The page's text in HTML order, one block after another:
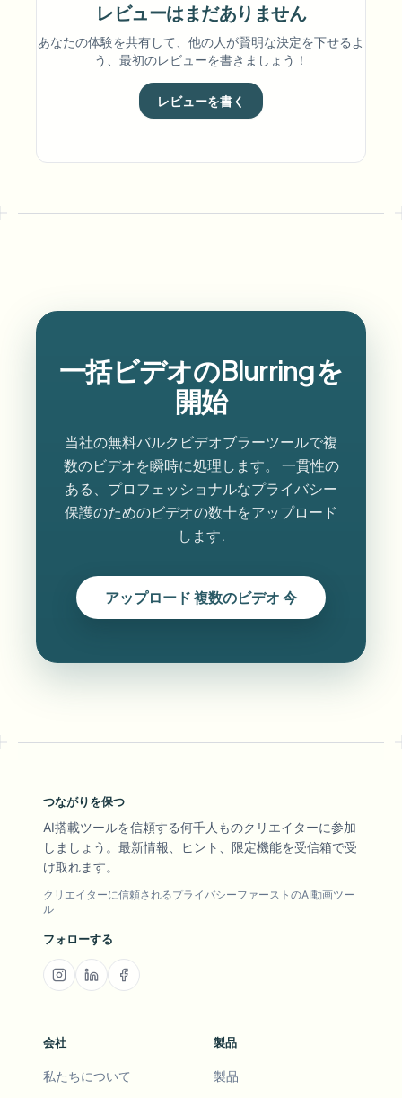
レビューはまだありません
あなたの体験を共有して、他の人が賢明な決定を下せるよ
う、最初のレビューを書きましょう！
レビューを書く
一括ビデオのBlurringを
開始
当社の無料バルクビデオブラーツールで複
数のビデオを瞬時に処理します。 一貫性の
ある、プロフェッショナルなプライバシー
保護のためのビデオの数十をアップロード
します.
アップロード 複数のビデオ 今
つながりを保つ
AI搭載ツールを信頼する何千人ものクリエイターに参加
しましょう。最新情報、ヒント、限定機能を受信箱で受
け取れます。
クリエイターに信頼されるプライバシーファーストのAI動画ツー
ル
フォローする
会社
私たちについて
製品
製品